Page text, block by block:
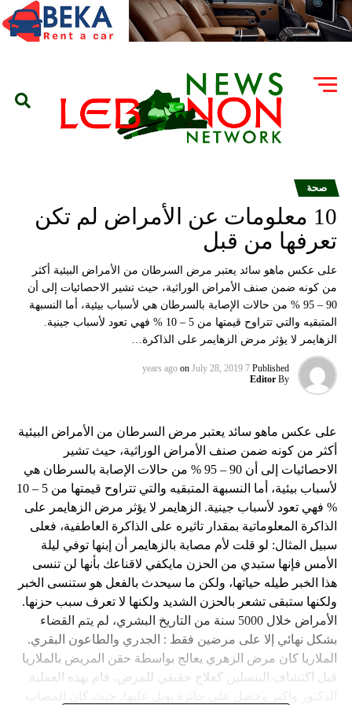
صحة
10 معلومات عن الأمراض لم تكن
تعرفها من قبل
على عكس ماهو سائد يعتبر مرض السرطان من الأمراض البيئية أكثر
من كونه ضمن صنف الأمراض الوراثية، حيث تشير الاحصائيات إلى أن
90 – 95 % من حالات الإصابة بالسرطان هي لأسباب بيئية، أما النسبهة
المتبقيه والتي تتراوح قيمتها من 5 – 10 % فهي تعود لأسباب جينية.
الزهايمر لا يؤثر مرض الزهايمر على الذاكرة…
Published
7 years ago
on July 28, 2019
By
Editor
على عكس ماهو سائد يعتبر مرض السرطان من الأمراض البيئية
أكثر من كونه ضمن صنف الأمراض الوراثية، حيث تشير
الاحصائيات إلى أن 90 – 95 % من حالات الإصابة بالسرطان هي
لأسباب بيئية، أما النسبهة المتبقيه والتي تتراوح قيمتها من 5 – 10
% فهي تعود لأسباب جينية. الزهايمر لا يؤثر مرض الزهايمر على
الذاكرة المعلوماتية بمقدار تاثيره على الذاكرة العاطفية، فعلى
سبيل المثال: لو قلت لأم مصابة بالزهايمر أن إبنها توفي ليلة
الأمس فإنها ستبدي من الحزن مايكفي لاقناعك بأنها لن تنسى
هذا الخبر طيله حياتها، ولكن ما سيحدث بالفعل هو ستنسى الخبر
ولكنها ستبقى تشعر بالحزن الشديد ولكنها لا تعرف سبب حزنها.
الأمراض خلال 5000 سنة من التاريخ البشري، لم يتم القضاء
بشكل نهائي إلا على مرضين فقط : الجدري والطاعون البقري.
الملاريا كان مرض الزهري يعالج بواسطة حقن المريض بالملاريا
قبل اكتشاف البنسلين كعلاج حقيقي للمرض، قام بهذه العملية